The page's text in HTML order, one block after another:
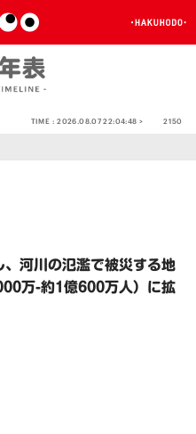
TIME :2026.08.07 22:04:48 > 2150
河川の氾濫で被災する地
万-約1億600万人）に拡